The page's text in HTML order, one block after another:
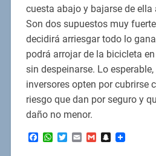
cuesta abajo y bajarse de
Son dos supuestos muy
decidirá arriesgar todo lo
podrá arrojar de la bicicleta
sin despeinarse. Lo
inversores opten por cubrirse
riesgo que dan por seguro y
daño no menor.
Facebook
WhatsApp
Twitter
EmailGmailSnapchat